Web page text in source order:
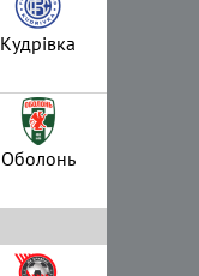
Кудрівка
Оболонь